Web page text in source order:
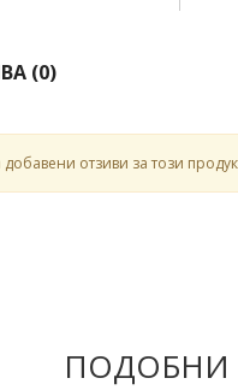
(0)
отзиви за този
ПОДОБНИ